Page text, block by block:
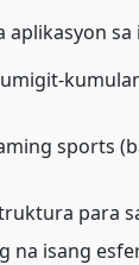
sports
para
na isang